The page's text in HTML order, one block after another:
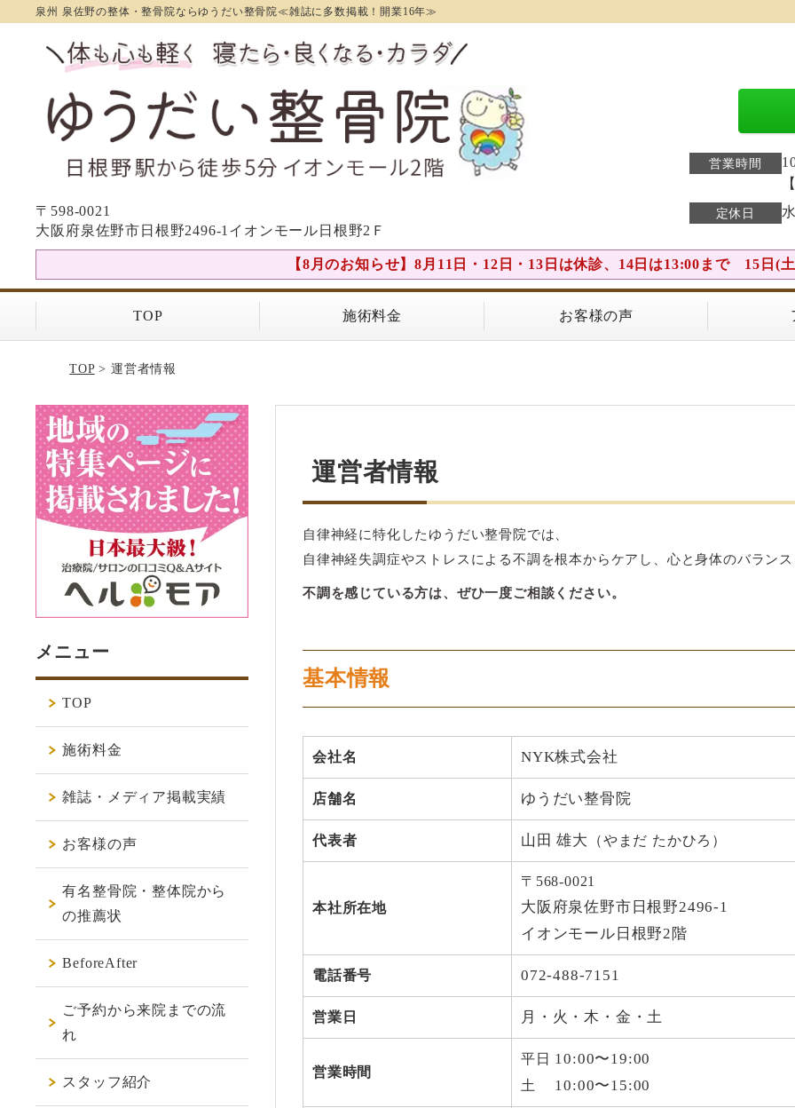
泉州 泉佐野の整体・整骨院ならゆうだい整骨院≪雑誌に多数掲載！開業16年≫
〒598-0021
大阪府泉佐野市日根野2496-1イオンモール日根野2Ｆ
営業時間
定休日
【8月のお知らせ】8月11日・12日・13日は休診、14日は13:00まで 15日(
TOP 施術料金 お客様の声
TOP> 運営者情報
運営者情報
自律神経に特化したゆうだい整骨院では、
自律神経失調症やストレスによる不調を根本からケアし、心と身体のバラン
不調を感じている方は、ぜひ一度ご相談ください。
基本情報
会社名 NYK株式会社
店舗名 ゆうだい整骨院
代表者 山田 雄大 （やまだ たかひろ）
本社所在地
〒568-0021
大阪府泉佐野市日根野2496-1
イオンモール日根野2階
電話番号 072-488-7151
営業日 月・火・木・金・土
営業時間
平日 10:00〜19:00
土 10:00〜15:00
メニュー
TOP
施術料金
雑誌・メディア掲載実績
お客様の声
有名整骨院・整体院から
の推薦状
BeforeAfter
ご予約から来院までの流
れ
スタッフ紹介